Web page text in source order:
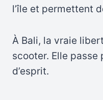
l’île et permettent
À Bali, la vraie
scooter. Elle
d’esprit.